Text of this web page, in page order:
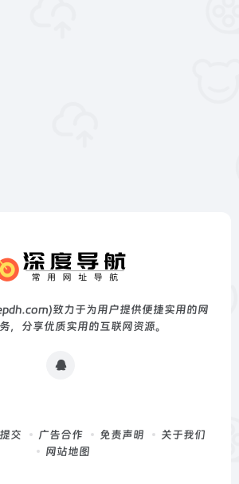
致力于为用户提供便捷实用的网
，分享优质实用的互联网资源。
交 广告合作 免责声明
关于我们
网站地图